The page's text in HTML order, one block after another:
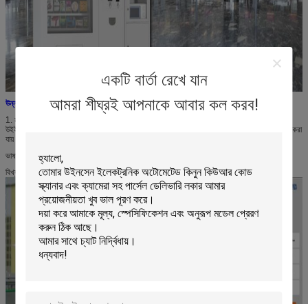
একটি বার্তা রেখে যান
আমরা শীঘ্রই আপনাকে আবার কল করব!
উন্নত বৈশিষ্ট্য:
1. মাল্টি ভাষার সফটওয়্যার UI
উইইনসেন খাদ্য ভেন্ডিং মেশিন ডিফল্টরূপে ইংরেজী ভাষা দিয়ে থাকে, তবে ঐচ্ছিক ফাংশন দিয়ে 4 টি আলাদা আলাদা করা
যায়
ভাষা সর্বাধিক, এই বৈশিষ্ট্য আন্তর্জাতিক বিমানবন্দর, প্রদর্শনী, 5 তারকা হোটেল এবং মত জায়গা জন্য খুব দরকারী
বিখ্যাত রিসর্ট